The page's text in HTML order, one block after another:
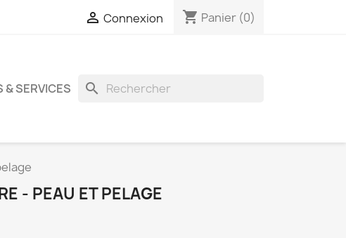
 Connexion shopping_cart Panier (0)
& SERVICES search
- PEAU ET PELAGE